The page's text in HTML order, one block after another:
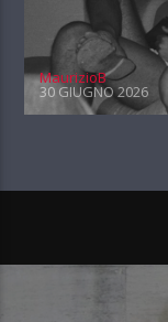
MaurizioB
30 GIUGNO 2026